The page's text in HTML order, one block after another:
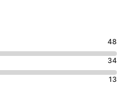
48
34
13